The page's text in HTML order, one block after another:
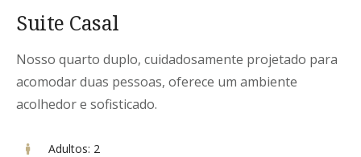
Suite Casal
Nosso quarto duplo, cuidadosamente projetado para
acomodar duas pessoas, oferece um ambiente
acolhedor e sofisticado.
Adultos: 2